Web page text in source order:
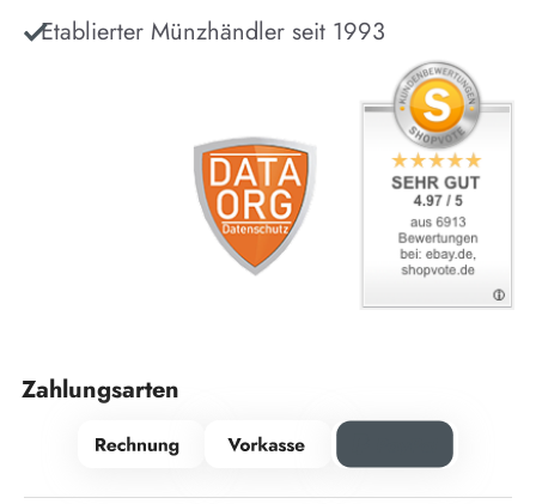
Etablierter Münzhändler seit 1993
Zahlungsarten